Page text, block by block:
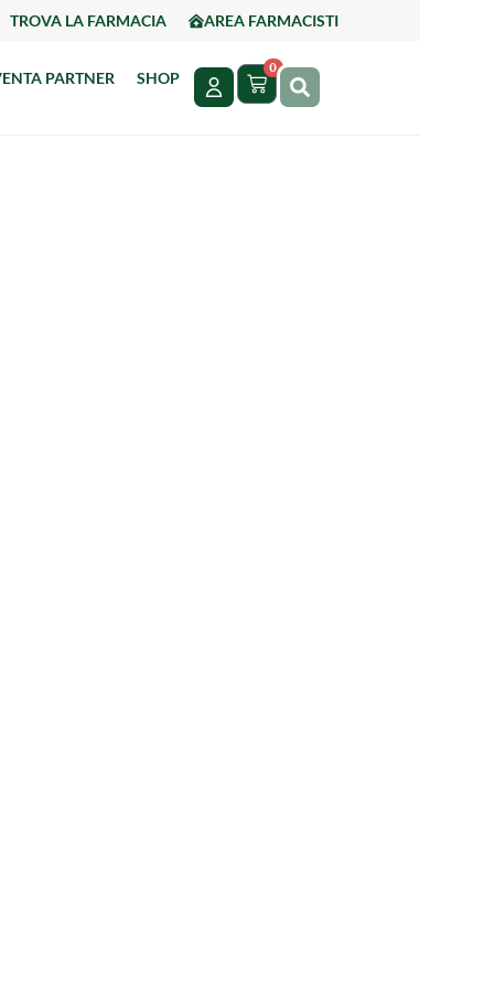
TROVA LA FARMACIA AREA FARMACISTI
PARTNER SHOP
0